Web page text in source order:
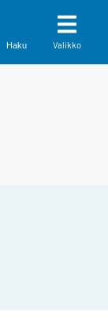
Haku Valikko